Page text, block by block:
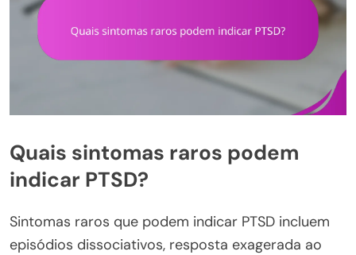
Quais sintomas raros podem
indicar PTSD?
Sintomas raros que podem indicar PTSD incluem
episódios dissociativos, resposta exagerada ao